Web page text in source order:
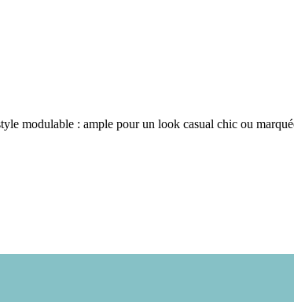
modulable : ample pour un look casual chic ou